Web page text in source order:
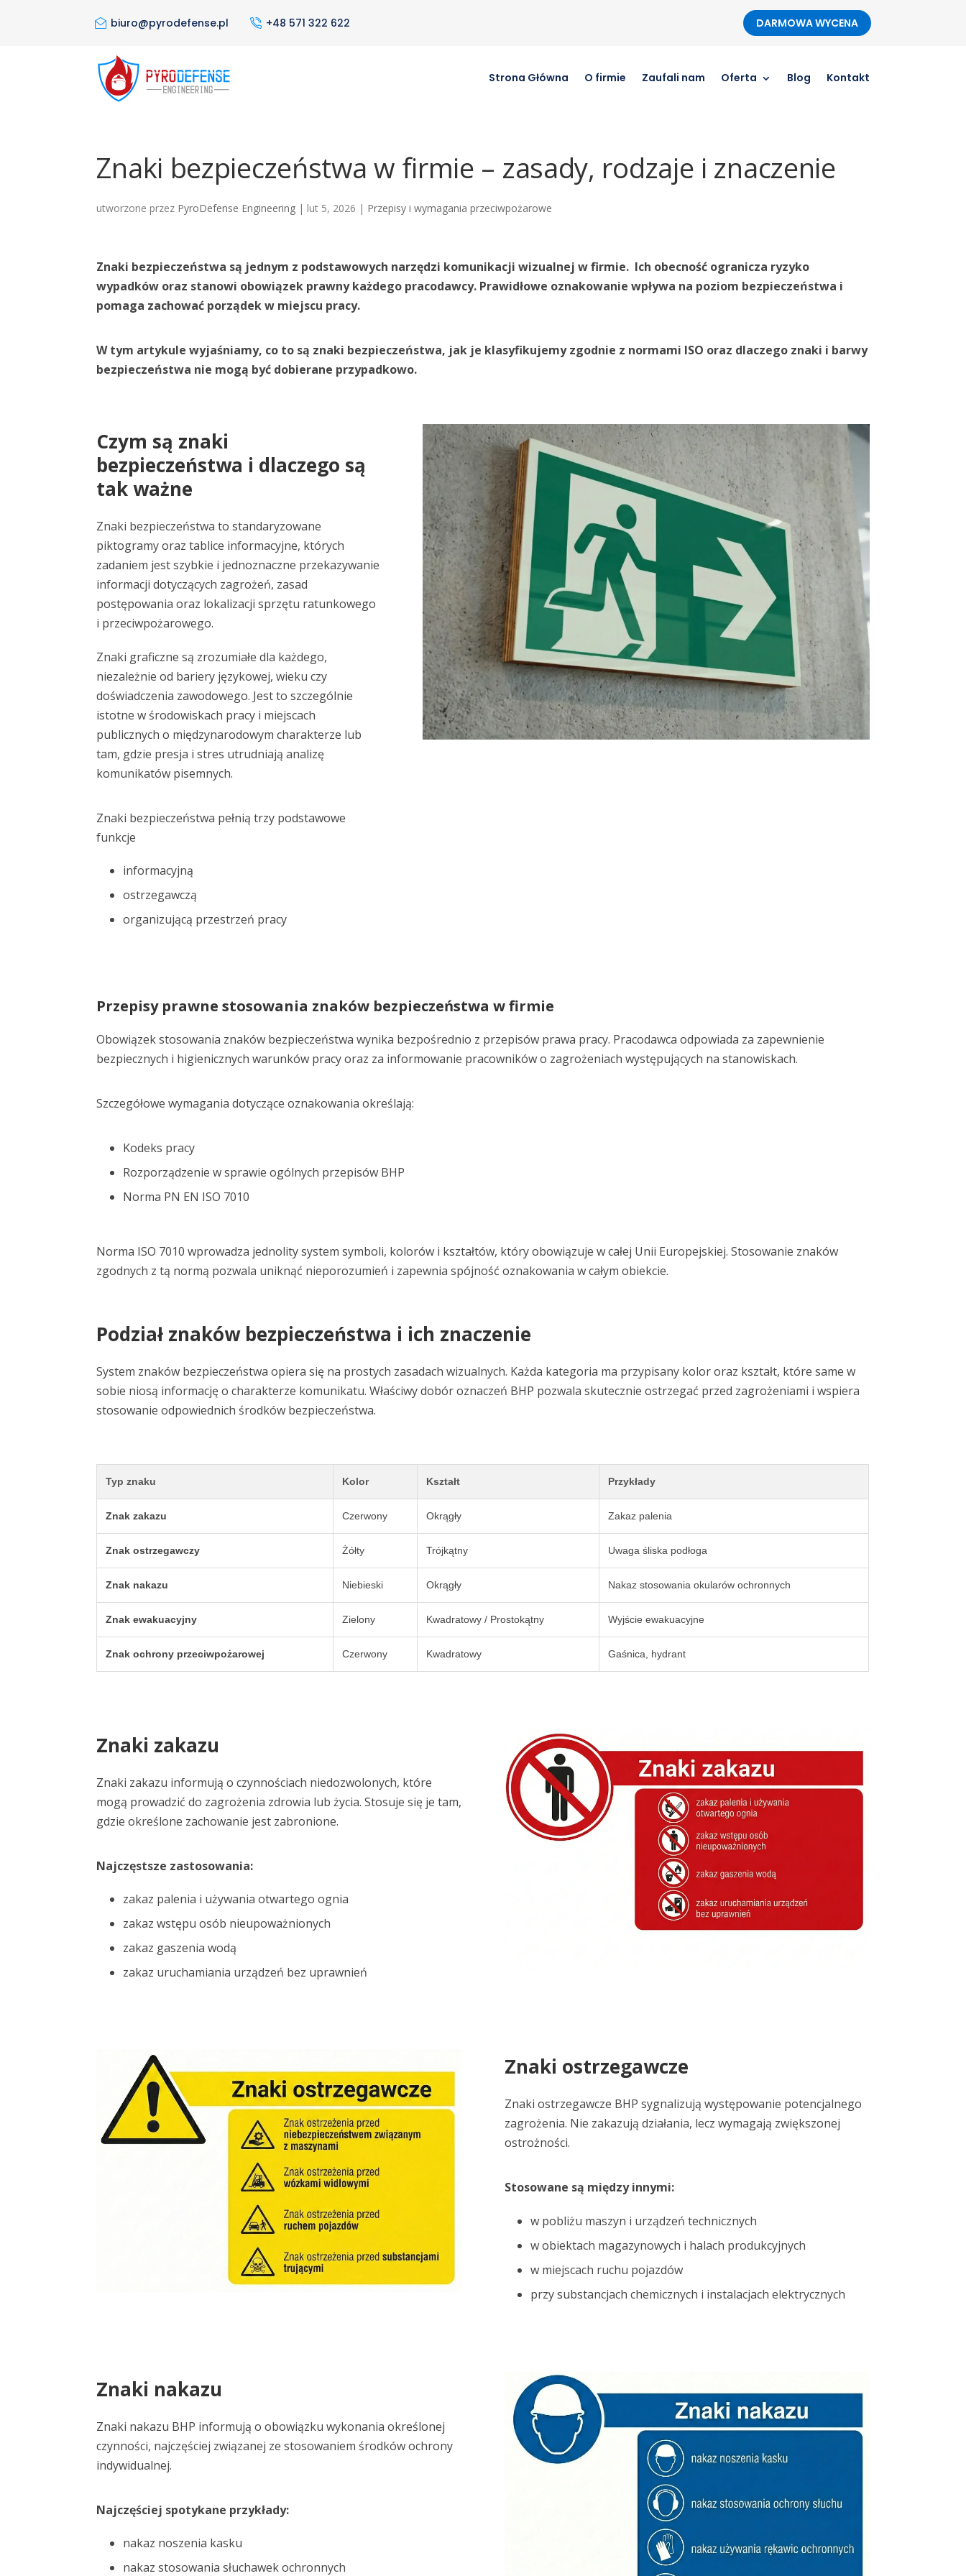
biuro@pyrodefense.pl +48 571 322 622 DARMOWA WYCENA
Strona Główna O firmie Zaufali nam Oferta Blog Kontakt
Znaki bezpieczeństwa w firmie – zasady, rodzaje i znaczenie
utworzone przez PyroDefense Engineering | lut 5, 2026 | Przepisy i wymagania przeciwpożarowe
Znaki bezpieczeństwa są jednym z podstawowych narzędzi komunikacji wizualnej w firmie. Ich obecność ogranicza ryzyko
wypadków oraz stanowi obowiązek prawny każdego pracodawcy. Prawidłowe oznakowanie wpływa na poziom bezpieczeństwa i
pomaga zachować porządek w miejscu pracy.
W tym artykule wyjaśniamy, co to są znaki bezpieczeństwa, jak je klasyfikujemy zgodnie z normami ISO oraz dlaczego znaki i barwy
bezpieczeństwa nie mogą być dobierane przypadkowo.
Czym są znaki
bezpieczeństwa i dlaczego są
tak ważne
Znaki bezpieczeństwa to standaryzowane
piktogramy oraz tablice informacyjne, których
zadaniem jest szybkie i jednoznaczne przekazywanie
informacji dotyczących zagrożeń, zasad
postępowania oraz lokalizacji sprzętu ratunkowego
i przeciwpożarowego.
Znaki graficzne są zrozumiałe dla każdego,
niezależnie od bariery językowej, wieku czy
doświadczenia zawodowego. Jest to szczególnie
istotne w środowiskach pracy i miejscach
publicznych o międzynarodowym charakterze lub
tam, gdzie presja i stres utrudniają analizę
komunikatów pisemnych.
Znaki bezpieczeństwa pełnią trzy podstawowe
funkcje
informacyjną
ostrzegawczą
organizującą przestrzeń pracy
Przepisy prawne stosowania znaków bezpieczeństwa w firmie
Obowiązek stosowania znaków bezpieczeństwa wynika bezpośrednio z przepisów prawa pracy. Pracodawca odpowiada za zapewnienie
bezpiecznych i higienicznych warunków pracy oraz za informowanie pracowników o zagrożeniach występujących na stanowiskach.
Szczegółowe wymagania dotyczące oznakowania określają:
Kodeks pracy
Rozporządzenie w sprawie ogólnych przepisów BHP
Norma PN EN ISO 7010
Norma ISO 7010 wprowadza jednolity system symboli, kolorów i kształtów, który obowiązuje w całej Unii Europejskiej. Stosowanie znaków
zgodnych z tą normą pozwala uniknąć nieporozumień i zapewnia spójność oznakowania w całym obiekcie.
Podział znaków bezpieczeństwa i ich znaczenie
System znaków bezpieczeństwa opiera się na prostych zasadach wizualnych. Każda kategoria ma przypisany kolor oraz kształt, które same w
sobie niosą informację o charakterze komunikatu. Właściwy dobór oznaczeń BHP pozwala skutecznie ostrzegać przed zagrożeniami i wspiera
stosowanie odpowiednich środków bezpieczeństwa.
Typ znaku Kolor Kształt Przykłady
Znak zakazu Czerwony Okrągły Zakaz palenia
Znak ostrzegawczy Żółty Trójkątny Uwaga śliska podłoga
Znak nakazu Niebieski Okrągły Nakaz stosowania okularów ochronnych
Znak ewakuacyjny Zielony Kwadratowy / Prostokątny Wyjście ewakuacyjne
Znak ochrony przeciwpożarowej Czerwony Kwadratowy Gaśnica, hydrant
Znaki zakazu
Znaki zakazu informują o czynnościach niedozwolonych, które
mogą prowadzić do zagrożenia zdrowia lub życia. Stosuje się je tam,
gdzie określone zachowanie jest zabronione.
Najczęstsze zastosowania:
zakaz palenia i używania otwartego ognia
zakaz wstępu osób nieupoważnionych
zakaz gaszenia wodą
zakaz uruchamiania urządzeń bez uprawnień
Znaki ostrzegawcze
Znaki ostrzegawcze BHP sygnalizują występowanie potencjalnego
zagrożenia. Nie zakazują działania, lecz wymagają zwiększonej
ostrożności.
Stosowane są między innymi:
w pobliżu maszyn i urządzeń technicznych
w obiektach magazynowych i halach produkcyjnych
w miejscach ruchu pojazdów
przy substancjach chemicznych i instalacjach elektrycznych
Znaki nakazu
Znaki nakazu BHP informują o obowiązku wykonania określonej
czynności, najczęściej związanej ze stosowaniem środków ochrony
indywidualnej.
Najczęściej spotykane przykłady:
nakaz noszenia kasku
nakaz stosowania słuchawek ochronnych